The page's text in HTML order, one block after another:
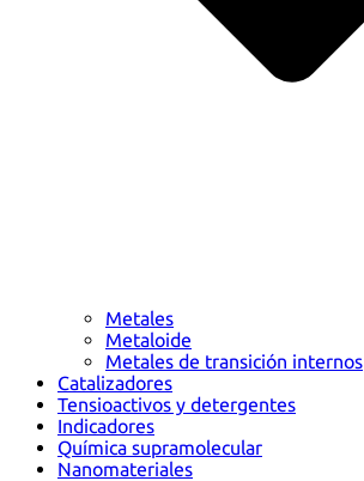
Metales
Metaloide
Metales de transición internos
Catalizadores
Tensioactivos y detergentes
Indicadores
Química supramolecular
Nanomateriales